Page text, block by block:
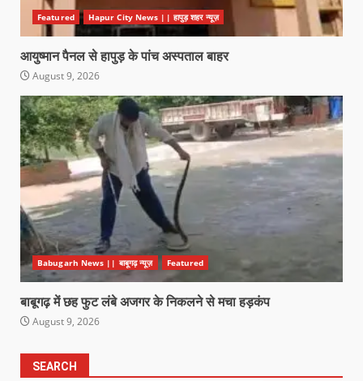
Featured Hapur City News || हापुड़ शहर न्यूज़
आयुष्मान पैनल से हापुड़ के पांच अस्पताल बाहर
August 9, 2026
Babugarh News || बाबूगढ़ न्यूज़ Featured
बाबूगढ़ में छह फुट लंबे अजगर के निकलने से मचा हड़कंप
August 9, 2026
SEARCH